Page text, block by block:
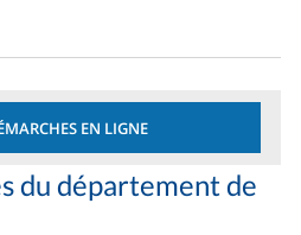
EN LIGNE
du département de